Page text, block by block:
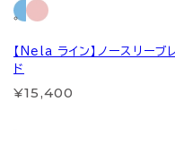
【Nela ライン】ノースリーブ
ド
¥15,400